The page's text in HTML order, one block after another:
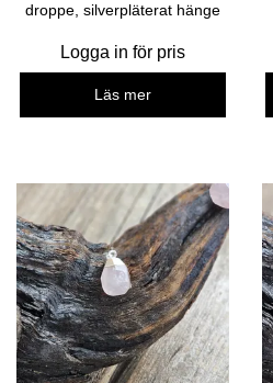
droppe, silverpläterat hänge
Logga in för pris
Läs mer